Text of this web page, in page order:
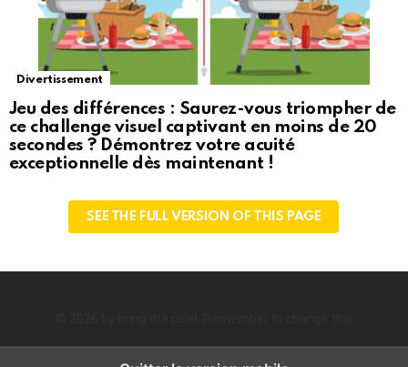
Divertissement
Jeu des différences : Saurez-vous triompher de
ce challenge visuel captivant en moins de 20
secondes ? Démontrez votre acuité
exceptionnelle dès maintenant !
SEE THE FULL VERSION OF THIS PAGE